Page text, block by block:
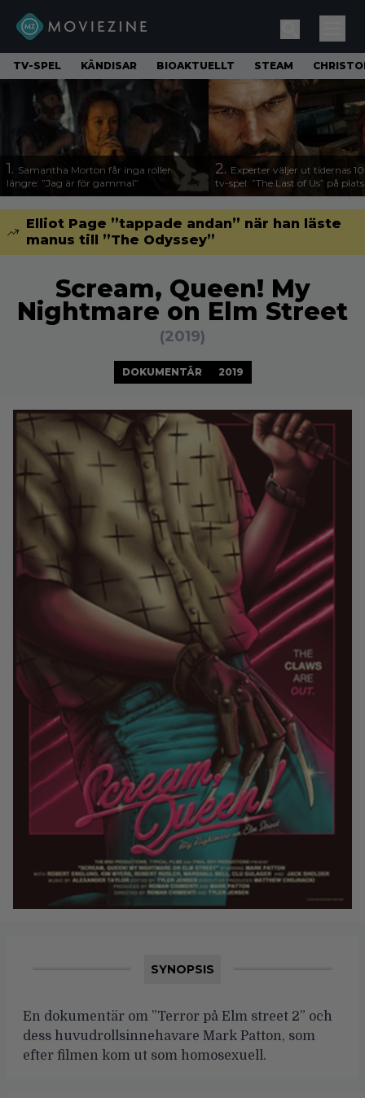
TV-SPEL KÄNDISAR BIOAKTUELLT STEAM
1. Samantha Morton får inga roller
längre: ”Jag är för gammal”
2. Experter väljer ut tidernas
tv-spel: ”The Last of Us” på
Elliot Page ”tappade andan” när han läste
manus till ”The Odyssey”
Scream, Queen! My
Nightmare on Elm Street
(2019)
DOKUMENTÄR 2019
SYNOPSIS
En dokumentär om ”Terror på Elm street 2” och
dess huvudrollsinnehavare Mark Patton, som
efter filmen kom ut som homosexuell.